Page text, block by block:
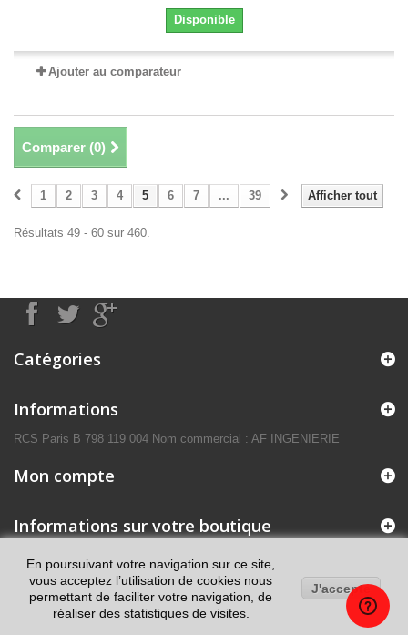
Disponible
Ajouter au comparateur
Comparer (0)
Afficher tout
1 2 3 4 5 6 7 ... 39
Résultats 49 - 60 sur 460.
Catégories
Informations
RCS Paris B 798 119 004 Nom commercial : AF INGENIERIE
Mon compte
Informations sur votre boutique
En poursuivant votre navigation sur ce site,
vous acceptez l’utilisation de cookies nous
permettant de faciliter votre navigation, de
réaliser des statistiques de visites.
J'accepte